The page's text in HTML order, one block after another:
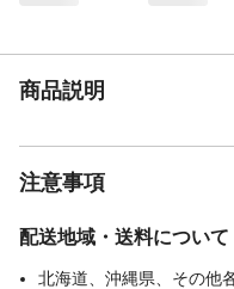
商品説明
注意事項
配送地域・送料について
北海道、沖縄県、その他